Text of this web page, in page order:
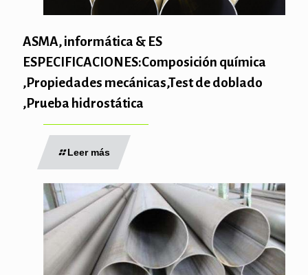
ASMA, informática & ES
ESPECIFICACIONES:Composición química
,Propiedades mecánicas,Test de doblado
,Prueba hidrostática
Leer más